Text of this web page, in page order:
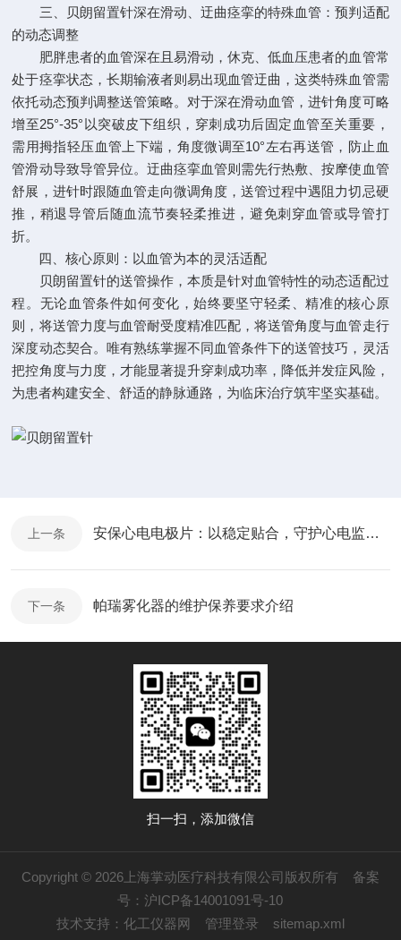
三、贝朗留置针深在滑动、迂曲痉挛的特殊血管：预判适配
的动态调整
肥胖患者的血管深在且易滑动，休克、低血压患者的血管常
处于痉挛状态，长期输液者则易出现血管迂曲，这类特殊血管需
依托动态预判调整送管策略。对于深在滑动血管，进针角度可略
增至25°-35°以突破皮下组织，穿刺成功后固定血管至关重要，
需用拇指轻压血管上下端，角度微调至10°左右再送管，防止血
管滑动导致导管异位。迂曲痉挛血管则需先行热敷、按摩使血管
舒展，进针时跟随血管走向微调角度，送管过程中遇阻力切忌硬
推，稍退导管后随血流节奏轻柔推进，避免刺穿血管或导管打
折。
四、核心原则：以血管为本的灵活适配
贝朗留置针的送管操作，本质是针对血管特性的动态适配过
程。无论血管条件如何变化，始终要坚守轻柔、精准的核心原
则，将送管力度与血管耐受度精准匹配，将送管角度与血管走行
深度动态契合。唯有熟练掌握不同血管条件下的送管技巧，灵活
把控角度与力度，才能显著提升穿刺成功率，降低并发症风险，
为患者构建安全、舒适的静脉通路，为临床治疗筑牢坚实基础。
上一条 安保心电电极片：以稳定贴合，守护心电监测的精准防线
下一条 帕瑞雾化器的维护保养要求介绍
扫一扫，添加微信
Copyright © 2026上海掌动医疗科技有限公司版权所有 备案
号：沪ICP备14001091号-10
技术支持： 化工仪器网 管理登录 sitemap.xml